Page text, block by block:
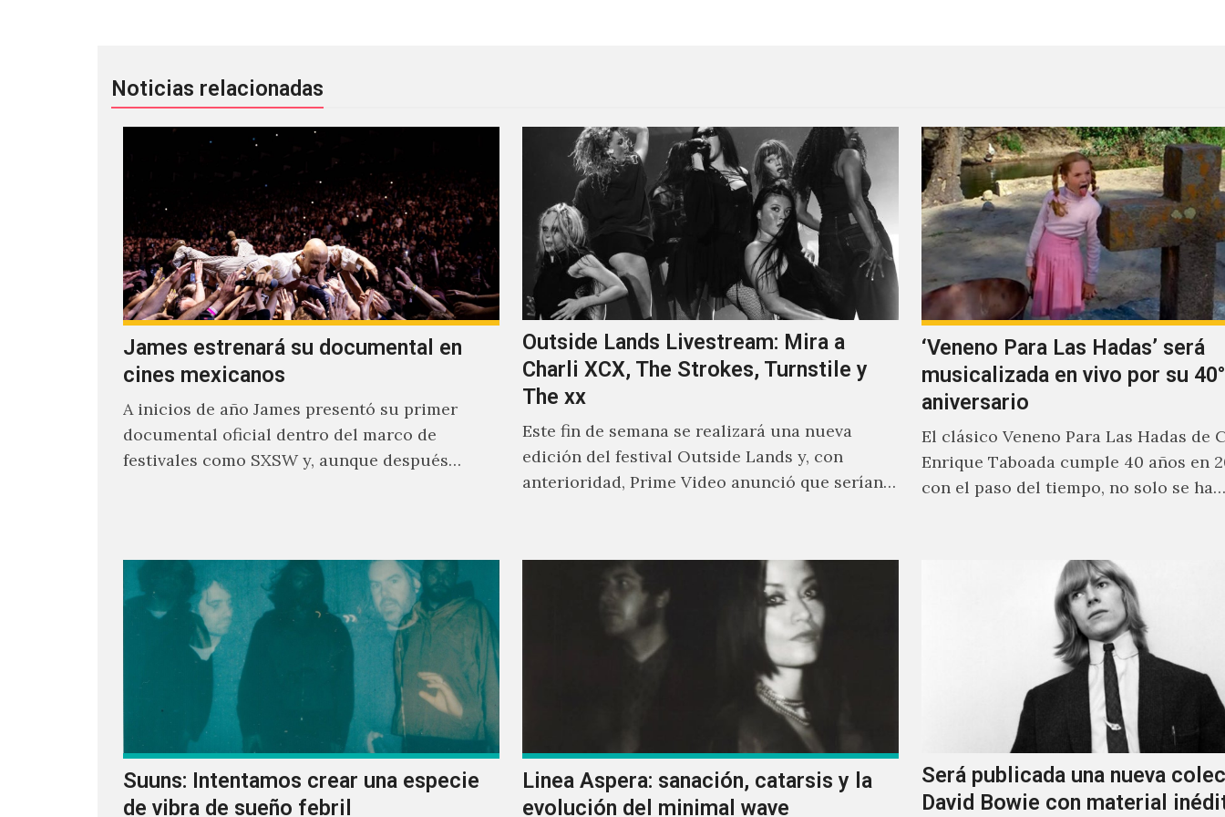
Noticias relacionadas
James estrenará su documental en
cines mexicanos
A inicios de año James presentó su primer
documental oficial dentro del marco de
festivales como SXSW y, aunque después
Outside Lands Livestream: Mira a
Charli XCX, The Strokes, Turnstile y
The xx
Este fin de semana se realizará una nueva
edición del festival Outside Lands y, con
anterioridad, Prime Video anunció que serían
‘Veneno Para Las Hadas’ será
musicalizada en vivo por su 40°
aniversario
El clásico Veneno Para Las Hadas de
Enrique Taboada cumple 40 años en
con el paso del tiempo, no solo se ha…
Suuns: Intentamos crear una especie
de vibra de sueño febril
Linea Aspera: sanación, catarsis y la
evolución del minimal wave
Será publicada una nueva
David Bowie con material